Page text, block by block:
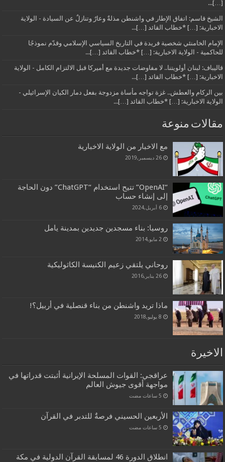
[…]...
الشيخ قاسم: اتفاق الإطار في واشنطن مذلةٌ وعارٌ وتنازلٌ عن السيادة - الولاية
الاخبارية: […] *خطاب القائد […]...
الإمام الخامنئي شخصية فريدة في التاريخ السياسي الإسلامي وقدّم نموذجًا
للحاكمية - الولاية الاخبارية: […] *خطاب القائد […]...
قاليباف: لبنان أولويتنا.. لا مفاوضات جديدة مع أميركا قبل الالتزام الكامل - الولاية
الاخبارية: […] *خطاب القائد […]...
بين الركام والعطش.. غزة تواجه مأساة مزدوجة بفعل دمار الكيان الإسرائيلي -
الولاية الاخبارية: […] *خطاب القائد […]...
مقالات منوعة
مع الاخبار من الولاية الاخبارية
26 ديسمبر,2019
“OpenAI” تتيح استخدام “ChatGPT” دون الحاجة
إلى إنشاء حساب
6 أبريل,2024
روسيا: بناء مسجدين جديدين بمدينة يامل
2 مايو,2014
روحاني يلتقي زعيم الكنيسة الكاثوليكية
26 يناير,2016
ماذا تريد واشنطن من بناء قنصلية في أربيل؟!
8 يوليو,2018
الاخيرة
عراقجي: القوات المسلحة الإيرانية أثبتت قدراتها في
مواجهة أقوى جيوش العالم
الأربعين الحسيني فرصةٌ للتدبر في القرآن
انطلاق الدورة 46 لمسابقة القرآن الدولية في مكة